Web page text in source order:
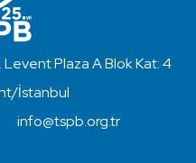
Levent Plaza A Blok Kat: 4
İstanbul
info@tspb.org.tr